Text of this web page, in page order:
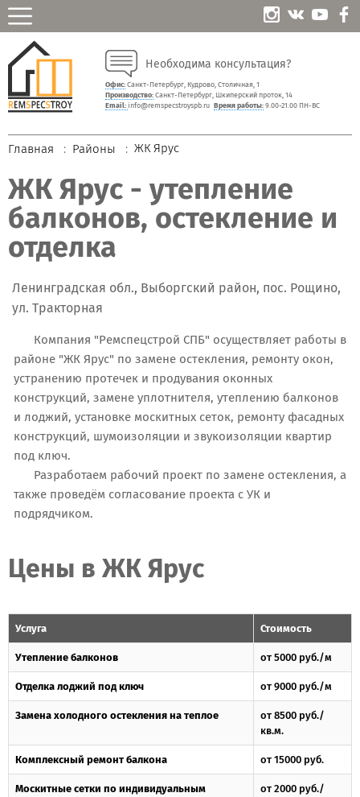
Необходима консультация?
Офис:Санкт-Петербург, Кудрово, Столичная, 1
Производство:Санкт-Петербург, Шкиперский проток, 14
Email: info@remspecstroyspb.ru Время работы:9.00-21.00 ПН-ВС
Главная Районы ЖК Ярус
ЖК Ярус - утепление
балконов, остекление и
отделка
Ленинградская обл., Выборгский район, пос. Рощино,
ул. Тракторная
Компания "Ремспецстрой СПБ" осуществляет работы в
районе "ЖК Ярус" по замене остекления, ремонту окон,
устранению протечек и продувания оконных
конструкций, замене уплотнителя, утеплению балконов
и лоджий, установке москитных сеток, ремонту фасадных
конструкций, шумоизоляции и звукоизоляции квартир
под ключ.
Разработаем рабочий проект по замене остекления, а
также проведём согласование проекта с УК и
подрядчиком.
Цены в ЖК Ярус
Услуга Стоимость
Утепление балконов от 5000 руб./м
Отделка лоджий под ключ от 9000 руб./м
Замена холодного остекления на теплое
от 8500 руб./
кв.м.
Комплексный ремонт балкона от 15000 руб.
Москитные сетки по индивидуальным
от 2000 руб./